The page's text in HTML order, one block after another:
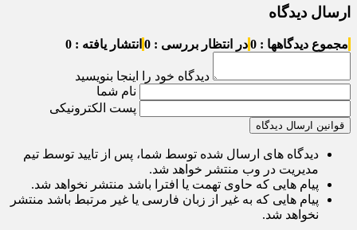
ارسال دیدگاه
مجموع دیدگاهها : 0 در انتظار بررسی : 0 انتشار یافته : 0
دیدگاه خود را اینجا بنویسید
نام شما
پست الکترونیکی
قوانین ارسال دیدگاه
دیدگاه های ارسال شده توسط شما، پس از تایید توسط تیم
مدیریت در وب منتشر خواهد شد.
پیام هایی که حاوی تهمت یا افترا باشد منتشر نخواهد شد.
پیام هایی که به غیر از زبان فارسی یا غیر مرتبط باشد منتشر
نخواهد شد.